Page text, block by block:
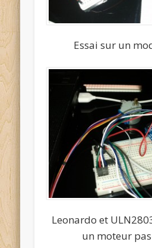
Essai sur un
Leonardo et
un moteur